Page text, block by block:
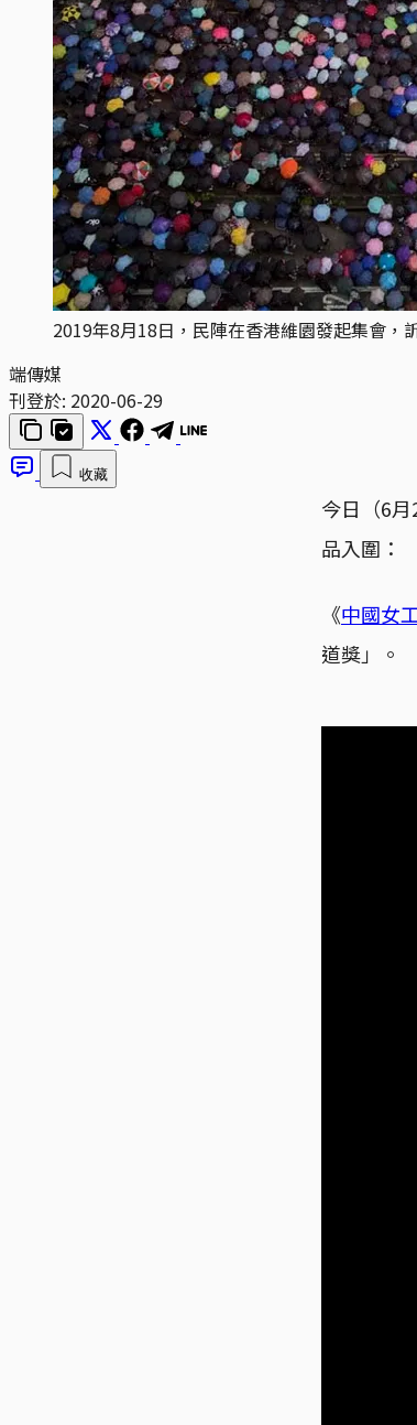
2019年8月18日，民陣在香港維園發起集會，
端傳媒
刊登於: 2020-06-29
收藏
今日（6
品入圍：
《中國女
道獎」。